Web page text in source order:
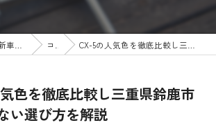
コラム CX-5の人気色を徹底比較し三重県鈴鹿市で後悔しない選び方を解説
色を徹底比較し三重県鈴鹿市
い選び方を解説